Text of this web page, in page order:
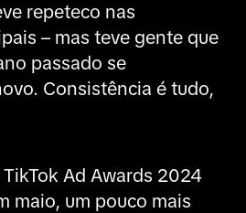
repeteco nas
– mas teve gente que
passado se
Consistência é tudo,
Ad Awards 2024
maio, um pouco mais